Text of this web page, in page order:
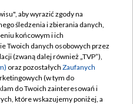
TVP
zgody
aby wyrazić zgody na
śledzenia i zbierania danych,
końcowym i ich
Twoich danych osobowych przez
(zwaną dalej również „TVP”),
oraz pozostałych Zaufanych
(w tym do
do Twoich zainteresowań i
które wskazujemy poniżej, a